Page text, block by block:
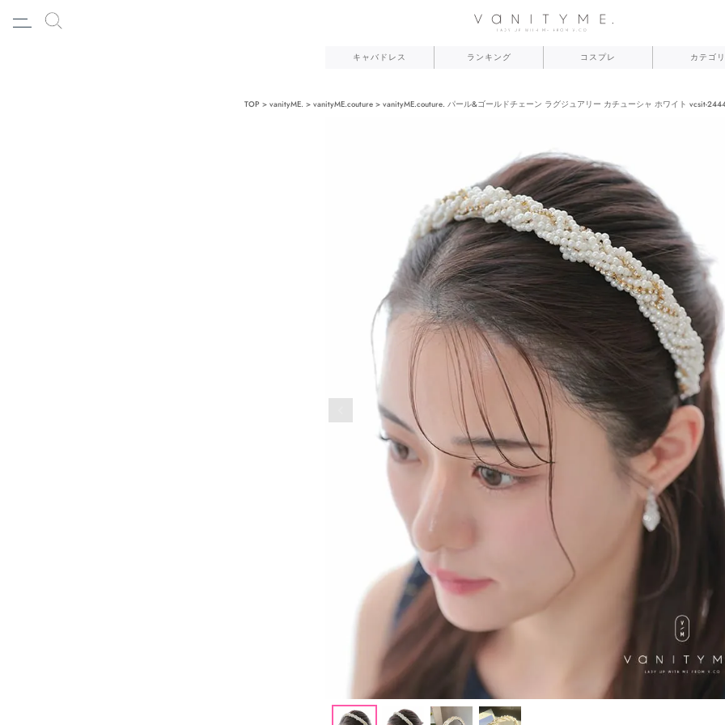
キャバドレス ランキング コスプレ カテゴリ
TOP vanityME. vanityME.couture vanityME.couture. パール&ゴールドチェーン ラグジュアリー カチューシャ ホワイト vcsit-